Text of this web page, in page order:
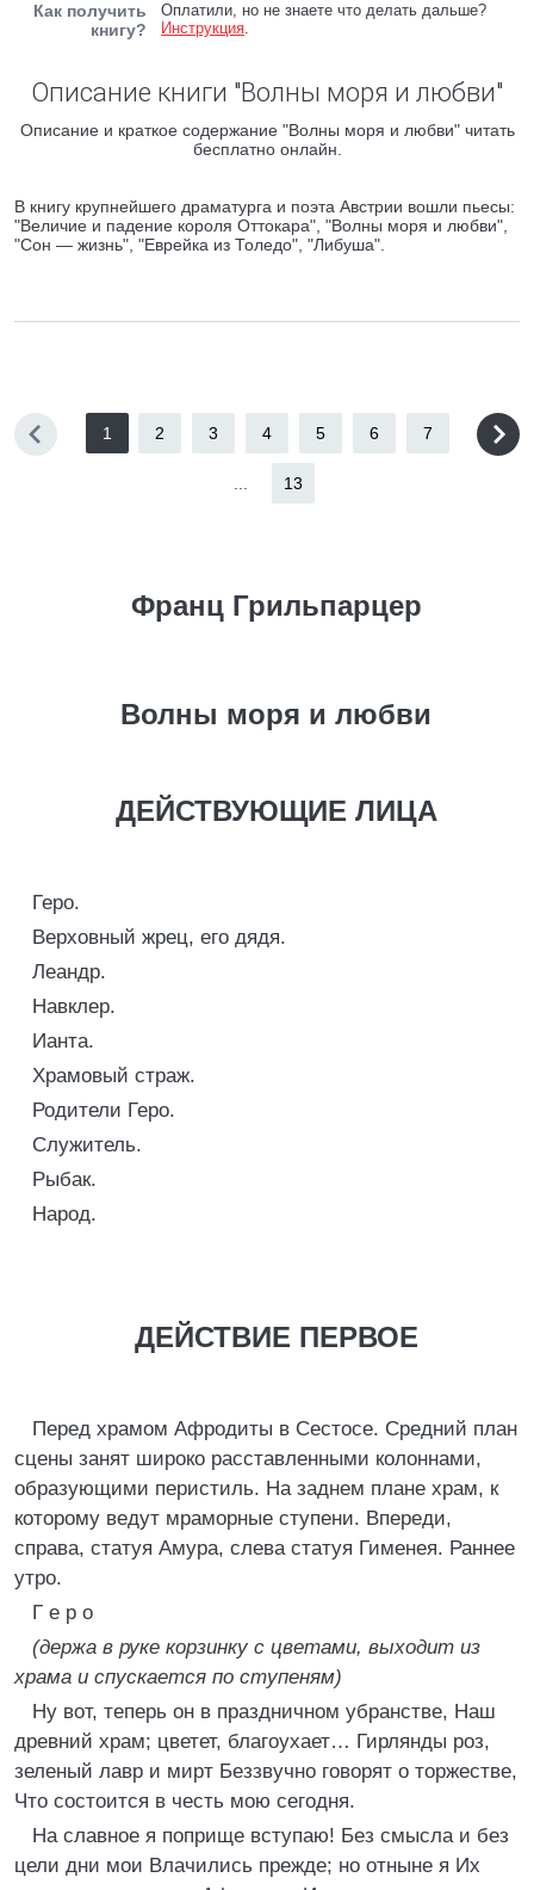
Как получить
книгу?
Оплатили, но не знаете что делать дальше?
Инструкция.
Описание книги "Волны моря и любви"
Описание и краткое содержание "Волны моря и любви" читать
бесплатно онлайн.
В книгу крупнейшего драматурга и поэта Австрии вошли пьесы:
"Величие и падение короля Оттокара", "Волны моря и любви",
"Сон — жизнь", "Еврейка из Толедо", "Либуша".
1 2 3 4 5 6 7
13
Франц Грильпарцер
Волны моря и любви
ДЕЙСТВУЮЩИЕ ЛИЦА
Геро.
Верховный жрец, его дядя.
Леандр.
Навклер.
Ианта.
Храмовый страж.
Родители Геро.
Служитель.
Рыбак.
Народ.
ДЕЙСТВИЕ ПЕРВОЕ
Перед храмом Афродиты в Сестосе. Средний план
сцены занят широко расставленными колоннами,
образующими перистиль. На заднем плане храм, к
которому ведут мраморные ступени. Впереди,
справа, статуя Амура, слева статуя Гименея. Раннее
утро.
Г е р о
(держа в руке корзинку с цветами, выходит из
храма и спускается по ступеням)
Ну вот, теперь он в праздничном убранстве, Наш
древний храм; цветет, благоухает… Гирлянды роз,
зеленый лавр и мирт Беззвучно говорят о торжестве,
Что состоится в честь мою сегодня.
На славное я поприще вступаю! Без смысла и без
цели дни мои Влачились прежде; но отныне я Их